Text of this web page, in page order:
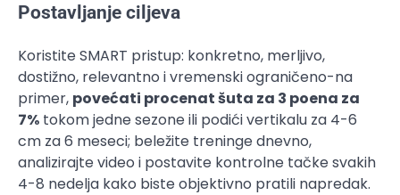
Postavljanje ciljeva
Koristite SMART pristup: konkretno, merljivo,
dostižno, relevantno i vremenski ograničeno-na
primer, povećati procenat šuta za 3 poena za
7% tokom jedne sezone ili podići vertikalu za 4-6
cm za 6 meseci; beležite treninge dnevno,
analizirajte video i postavite kontrolne tačke svakih
4-8 nedelja kako biste objektivno pratili napredak.